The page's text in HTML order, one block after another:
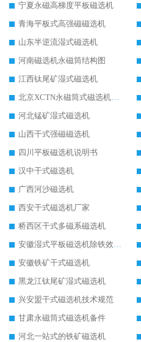
宁夏永磁高梯度平板磁选机
青海平板式高强磁磁选机
山东半逆流湿式磁选机
河南磁选机永磁筒结构图
江西钛尾矿湿式磁选机
北京XCTN永磁筒式磁选机磁块位置
河北锰矿湿式磁选机
山西干式强磁磁选机
四川平板磁选机说明书
汉中干式磁选机
广西河沙磁选机
西安干式磁选机厂家
桥西区干式多磁系磁选机
安徽湿式平板磁选机除铁效果怎么样
安徽铁矿干式磁选机
黑龙江钛尾矿湿式磁选机
兴安盟干式磁选机技术规范
甘肃永磁筒式磁选机备件
河北一站式的铁矿磁选机